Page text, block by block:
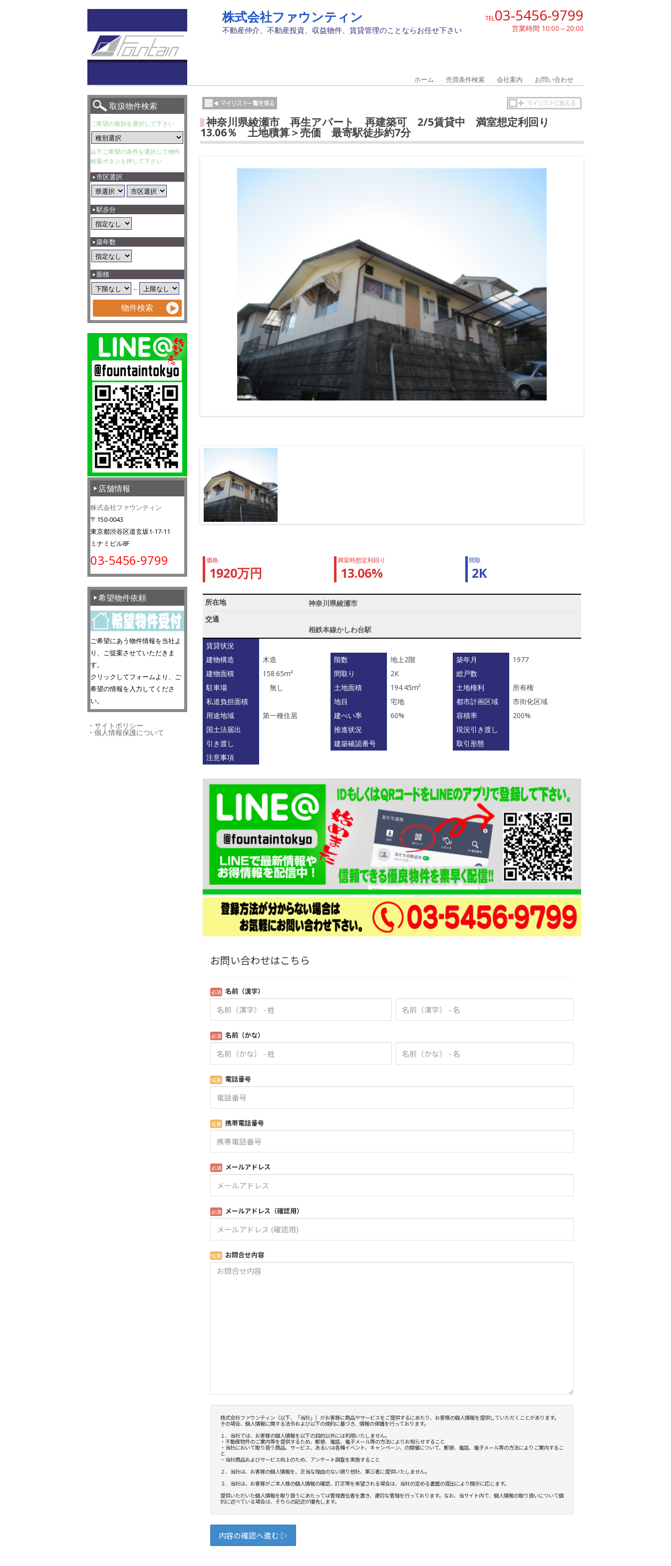
株式会社ファウンティン
不動産仲介、不動産投資、収益物件、賃貸管理のことならお任せ下さい 営業時間 10:00～20:00
TEL03-5456-9799
ホーム 売買条件検索 会社案内 お問い合わせ
神奈川県綾瀬市 再生アパート 再建築可 2/5賃貸中 満室想定利回り
13.06％ 土地積算＞売価 最寄駅徒歩約7分
価格
1920万円
満室時想定利回り
13.06%
間取
2K
所在地
神奈川県綾瀬市
交通
相鉄本線かしわ台駅
賃貸状況
建物構造
木造 階数 地上2階 築年月
1977
建物面積
158.65m² 間取り 2K
総戸数
駐車場
無し 土地面積 194.45m² 土地権利
所有権
私道負担面積
地目 宅地 都市計画区域
市街化区域
用途地域
第一種住居 建ぺい率 60% 容積率
200%
国土法届出
推進状況
現況引き渡し
引き渡し
建築確認番号
取引形態
注意事項
取扱物件検索
ご希望の種別を選択して下さい
以下ご希望の条件を選択して物件
検索ボタンを押して下さい
市区選択
駅歩分
築年数
面積
～
店舗情報
株式会社ファウンティン
〒150-0043
東京都渋谷区道玄坂1-17-11
ミナミビル8F
03-5456-9799
希望物件依頼
ご希望にあう物件情報を当社よ
り、ご提案させていただきま
す。
クリックしてフォームより、ご
希望の情報を入力してくださ
い。
・ サイトポリシー
・ 個人情報保護について